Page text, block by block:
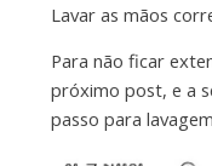
Lavar as mãos
Para não ficar
próximo post, e a
passo para